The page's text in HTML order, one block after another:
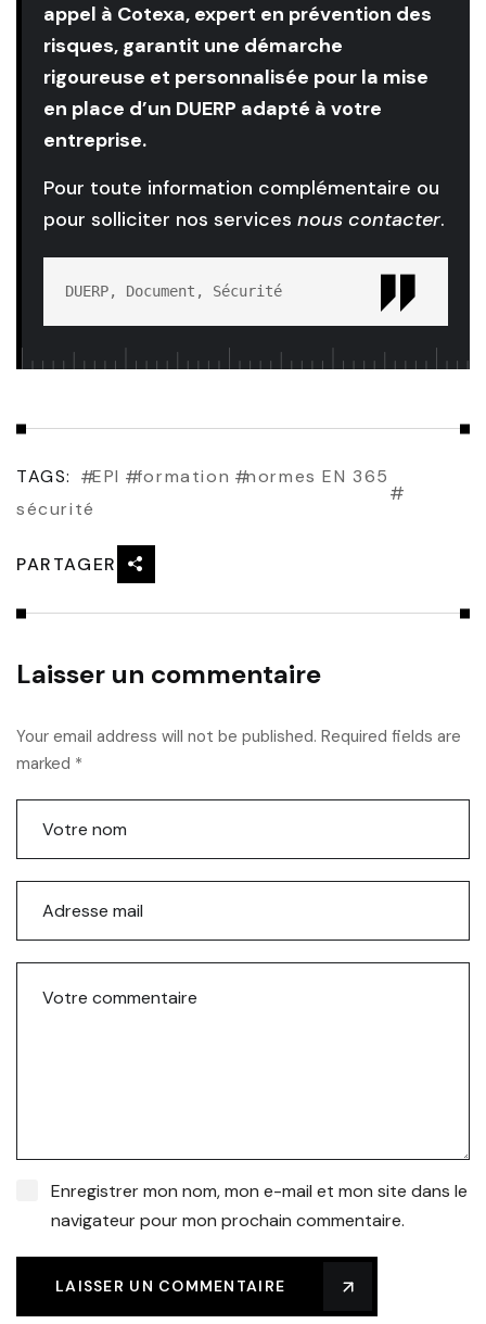
appel à Cotexa, expert en prévention des
risques, garantit une démarche
rigoureuse et personnalisée pour la mise
en place d’un DUERP adapté à votre
entreprise.
Pour toute information complémentaire ou
pour solliciter nos services nous contacter.
DUERP, Document, Sécurité
TAGS: EPI formation
normes EN 365
sécurité
PARTAGER
Laisser un commentaire
Your email address will not be published. Required fields are
marked *
Enregistrer mon nom, mon e-mail et mon site dans le
navigateur pour mon prochain commentaire.
LAISSER UN COMMENTAIRE